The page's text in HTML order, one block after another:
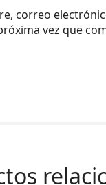
correo
vez que